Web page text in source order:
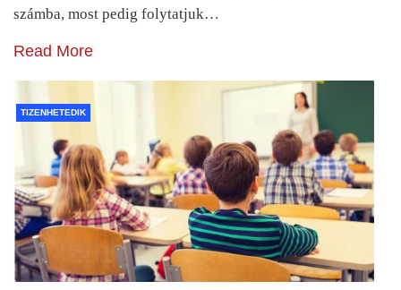
számba, most pedig folytatjuk…
Read More
TIZENHETEDIK